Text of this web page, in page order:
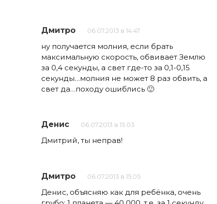
Дмитро 06.07.2013 в 14:47
ну получается молния, если брать
максимальную скорость, обвивает Землю
за 0,4 секунды, а свет где-то за 0,1-0,15
секунды…молния не может 8 раз обвить, а
свет да…походу ошиблись 🙂
Денис 06.07.2013 в 15:03
Дмитрий, ты неправ!
Дмитро 06.07.2013 в 15:05
Денис, объясняю как для ребёнка, очень